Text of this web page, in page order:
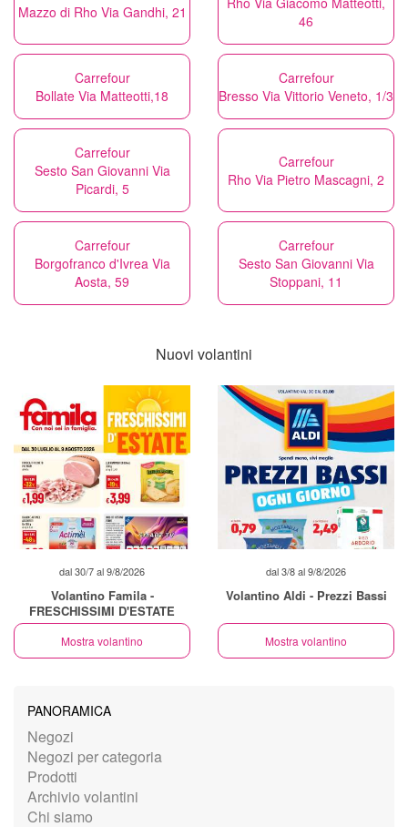
Mazzo di Rho Via Gandhi, 21
46
Carrefour
Bollate Via Matteotti,18
Carrefour
Bresso Via Vittorio Veneto, 1/3
Carrefour
Sesto San Giovanni Via
Picardi, 5
Carrefour
Rho Via Pietro Mascagni, 2
Carrefour
Borgofranco d'Ivrea Via
Aosta, 59
Carrefour
Sesto San Giovanni Via
Stoppani, 11
Nuovi volantini
dal 30/7 al 9/8/2026
Volantino Famila -
FRESCHISSIMI D'ESTATE
Mostra volantino
dal 3/8 al 9/8/2026
Volantino Aldi - Prezzi Bassi
Mostra volantino
PANORAMICA
Negozi
Negozi per categoria
Prodotti
Archivio volantini
Chi siamo